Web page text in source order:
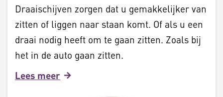
Draaischijven zorgen dat u gemakkelijker van
zitten of liggen naar staan komt. Of als u een
draai nodig heeft om te gaan zitten. Zoals bij
het in de auto gaan zitten.
Lees meer